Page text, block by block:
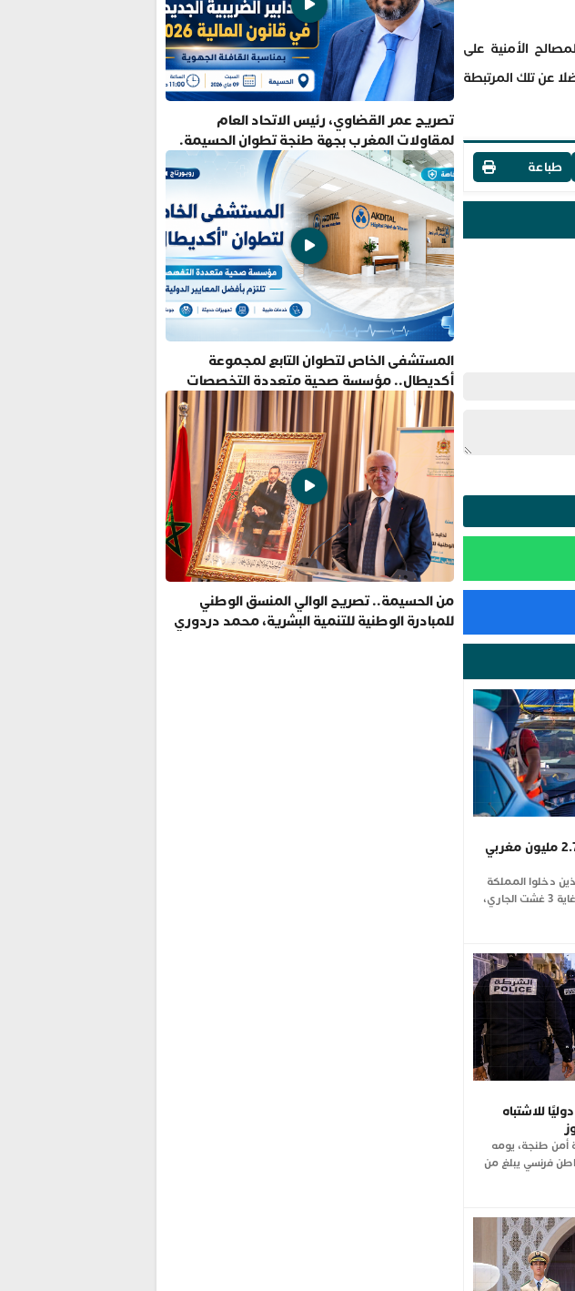
الأمنية على
عن تلك المرتبطة
طباعة
عملية مرحبا 2026.. أكثر من 2.74 مليون مغربي
دخلوا المملكة
منذ انطلاق عملية مرحبا 2026 وإلى غاية 3 غشت الجاري،
للاشتباه
أمن طنجة، يومه
مواطن فرنسي يبلغ من
تصريح عمر القضاوي، رئيس الاتحاد العام
لمقاولات المغرب بجهة طنجة تطوان الحسيمة.
المستشفى الخاص لتطوان التابع لمجموعة
أكديطال.. مؤسسة صحية متعددة التخصصات
تلتزم بأفضل المعايير الدولية
من الحسيمة.. تصريح الوالي المنسق الوطني
للمبادرة الوطنية للتنمية البشرية، محمد دردوري